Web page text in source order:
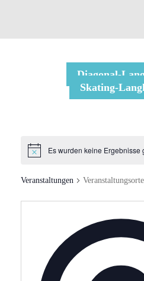
Diagonal-
Skating-
Es wurden keine Ergebnisse
Veranstaltungen Veranstaltungsorte